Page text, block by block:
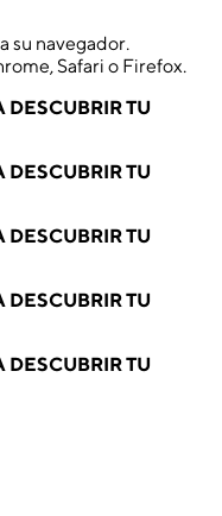
su navegador.
Safari o Firefox.
DESCUBRIR TU
DESCUBRIR TU
DESCUBRIR TU
DESCUBRIR TU
DESCUBRIR TU